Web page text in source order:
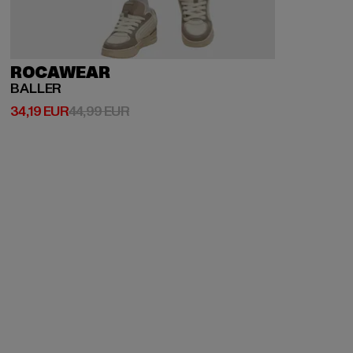
ROCAWEAR
BALLER
34,19 EUR
Derzeitiger Preis: 34,19 EUR
44,99 EURAktionspreis: 44,99 EUR